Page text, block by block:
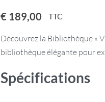
€189,00 TTC
Découvrez la Bibliothèque «
bibliothèque élégante pour
Spécifications